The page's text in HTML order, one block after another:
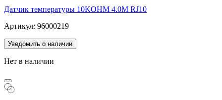
Датчик температуры 10KOHM 4.0M RJ10
Артикул: 96000219
Уведомить о наличии
Нет в наличии